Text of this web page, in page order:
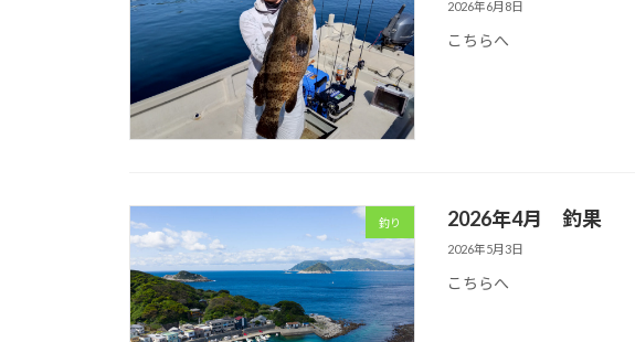
2026年6月8日
こちらへ
釣り 2026年4月 釣果
2026年5月3日
こちらへ